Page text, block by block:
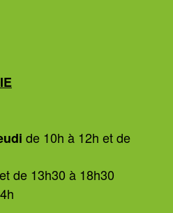
de 10h à 12h et de
de 13h30 à 18h30